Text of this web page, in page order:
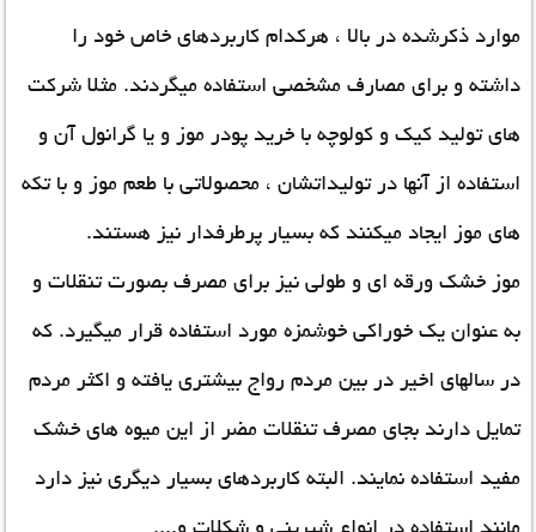
موارد ذکرشده در بالا ، هرکدام کاربردهای خاص خود را
داشته و برای مصارف مشخصی استفاده میگردند. مثلا شرکت
های تولید کیک و کولوچه باخرید پودر موزو یا گرانول آن و
استفاده از آنها در تولیداتشان ، محصولاتی با طعم موز و با تکه
های موز ایجاد میکنند که بسیار پرطرفدار نیز هستند.
موز خشک ورقه ای و طولی نیز برای مصرف بصورت تنقلات و
به عنوان یک خوراکی خوشمزه مورد استفاده قرار میگیرد. که
در سالهای اخیر در بین مردم رواج بیشتری یافته و اکثر مردم
تمایل دارند بجای مصرف تنقلات مضر از این میوه های خشک
مفید استفاده نمایند. البته کاربردهای بسیار دیگری نیز دارد